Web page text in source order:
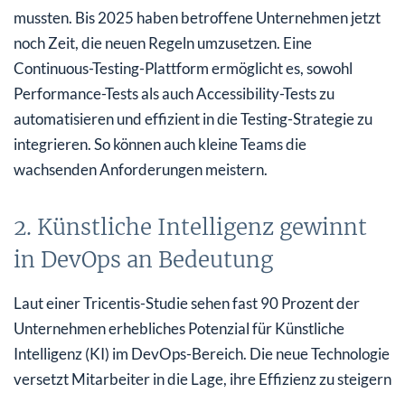
mussten. Bis 2025 haben betroffene Unternehmen jetzt
noch Zeit, die neuen Regeln umzusetzen. Eine
Continuous-Testing-Plattform ermöglicht es, sowohl
Performance-Tests als auch Accessibility-Tests zu
automatisieren und effizient in die Testing-Strategie zu
integrieren. So können auch kleine Teams die
wachsenden Anforderungen meistern.
2. Künstliche Intelligenz gewinnt
in DevOps an Bedeutung
Laut einer Tricentis-Studie sehen fast 90 Prozent der
Unternehmen erhebliches Potenzial für Künstliche
Intelligenz (KI) im DevOps-Bereich. Die neue Technologie
versetzt Mitarbeiter in die Lage, ihre Effizienz zu steigern